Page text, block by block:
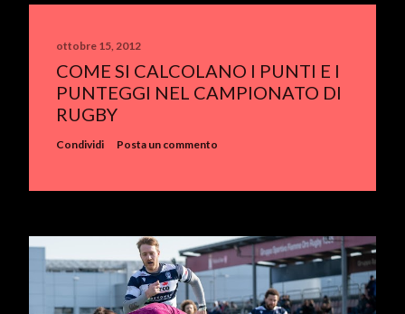
ottobre 15, 2012
COME SI CALCOLANO I PUNTI E I
PUNTEGGI NEL CAMPIONATO DI
RUGBY
Condividi Posta un commento